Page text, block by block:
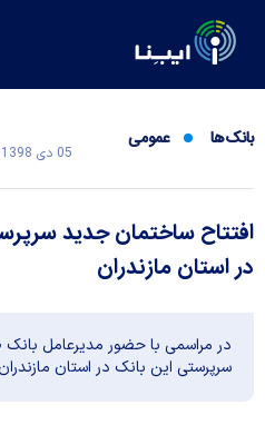
بانک‌ها عمومی
05 دی 1398 - 09:30
افتتاح ساختمان جدید
در استان مازندران
در مراسمی با حضور مدیرعامل
سرپرستی این بانک در استان